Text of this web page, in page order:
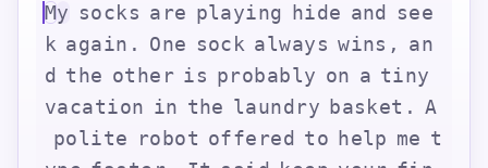
My socks a re playing hide and see
k again . One soc k always wins , an
d t he ot he r is probably on a tiny
vacation in t he laund ry bas ket . A
polite ro bot offe red to help me t